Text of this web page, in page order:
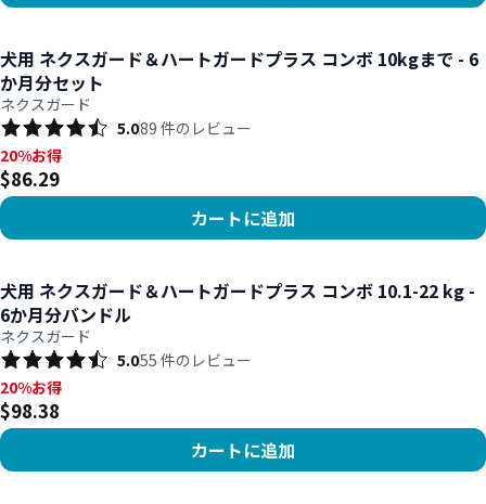
犬用 ネクスガード＆ハートガードプラス コンボ 10kgまで - 6
か月分セット
ネクスガード
5.089 件のレビュー
20%お得, $86.29
20%お得
$86.29
カートに追加
犬用 ネクスガード＆ハートガードプラス コンボ 10.1-22 kg -
6か月分バンドル
ネクスガード
5.055 件のレビュー
20%お得, $98.38
20%お得
$98.38
カートに追加